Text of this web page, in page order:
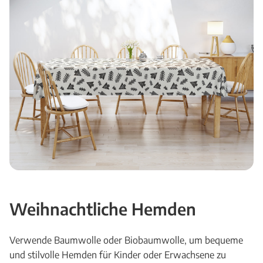
Weihnachtliche Hemden
Verwende Baumwolle oder Biobaumwolle, um bequeme
und stilvolle Hemden für Kinder oder Erwachsene zu